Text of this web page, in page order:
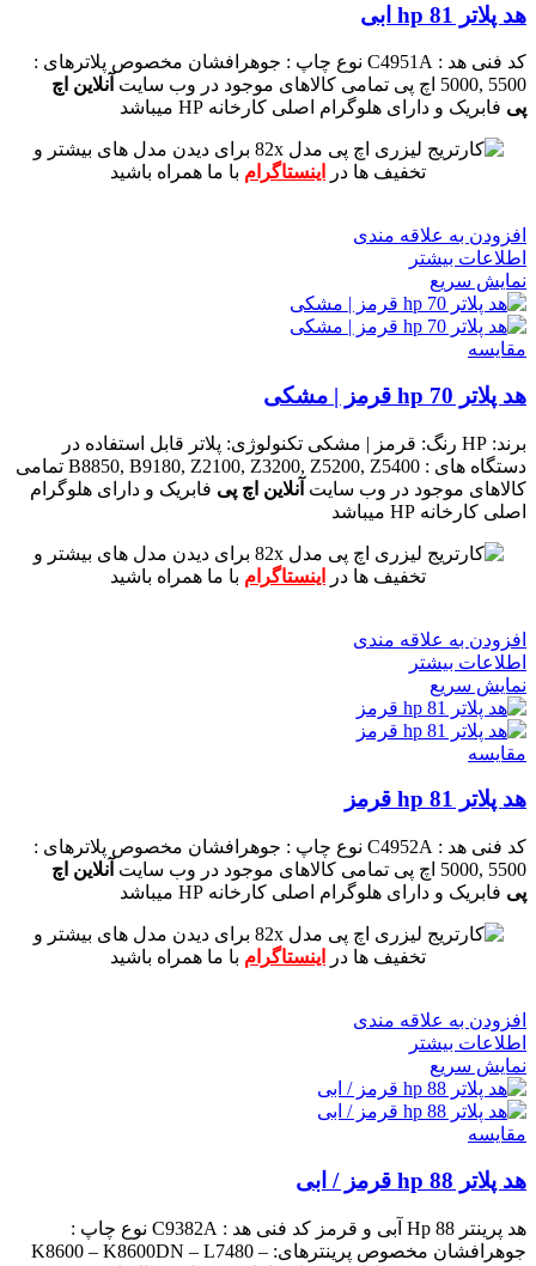
هد پلاتر 81 hp ابی
کد فنی هد : C4951A نوع چاپ : جوهرافشان مخصوص پلاترهای :
5500 ,5000 اچ پی
تمامی کالاهای موجود در وب سایت آنلاین اچ
پی فابریک و دارای هلوگرام اصلی کارخانه HP میباشد
برای دیدن مدل های بیشتر و
تخفیف ها در
اینستاگرام با ما همراه باشید
افزودن به علاقه مندی
اطلاعات بیشتر
نمایش سریع
مقايسه
هد پلاتر 70 hp قرمز | مشکی
برند: HP رنگ: قرمز | مشکی تکنولوژی: پلاتر قابل استفاده در
دستگاه های : B8850, B9180, Z2100, Z3200, Z5200, Z5400
تمامی
کالاهای موجود در وب سایت آنلاین اچ پی فابریک و دارای هلوگرام
اصلی کارخانه HP میباشد
برای دیدن مدل های بیشتر و
تخفیف ها در
اینستاگرام با ما همراه باشید
افزودن به علاقه مندی
اطلاعات بیشتر
نمایش سریع
مقايسه
هد پلاتر 81 hp قرمز
کد فنی هد : C4952A نوع چاپ : جوهرافشان مخصوص پلاترهای :
5500 ,5000 اچ پی
تمامی کالاهای موجود در وب سایت آنلاین اچ
پی فابریک و دارای هلوگرام اصلی کارخانه HP میباشد
برای دیدن مدل های بیشتر و
تخفیف ها در
اینستاگرام با ما همراه باشید
افزودن به علاقه مندی
اطلاعات بیشتر
نمایش سریع
مقايسه
هد پلاتر 88 hp قرمز / ابی
هد پرینتر 88 Hp آبی و قرمز کد فنی هد : C9382A نوع چاپ :
جوهرافشان
مخصوص پرینترهای: K8600 – K8600DN – L7480 –